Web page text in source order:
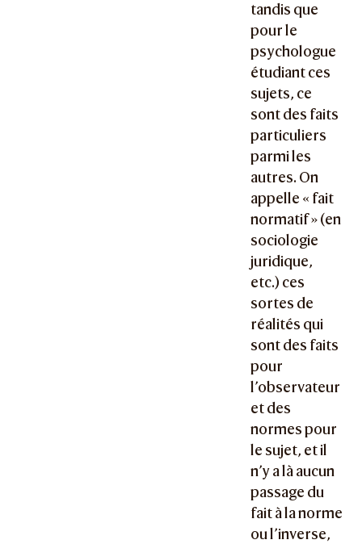
tandis que
pour le
psychologue
étudiant ces
sujets, ce
sont des faits
particuliers
parmi les
autres. On
appelle « fait
normatif » (en
sociologie
juridique,
etc.) ces
sortes de
réalités qui
sont des faits
pour
l’observateur
et des
normes pour
le sujet, et il
n’y a là aucun
passage du
fait à la norme
ou l’inverse,